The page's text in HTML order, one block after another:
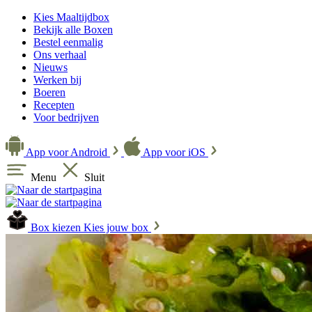
Kies Maaltijdbox
Bekijk alle Boxen
Bestel eenmalig
Ons verhaal
Nieuws
Werken bij
Boeren
Recepten
Voor bedrijven
App voor Android App voor iOS
Menu Sluit
Box kiezen Kies jouw box